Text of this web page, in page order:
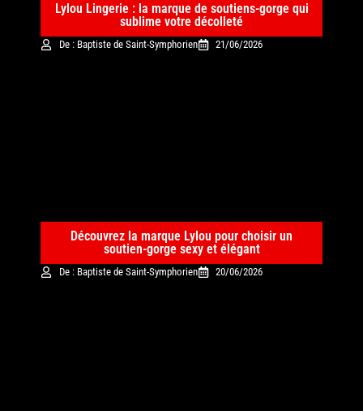
Lylou Lingerie : la marque de soutiens-gorge qui
sublime votre décolleté
De : Baptiste de Saint-Symphorien 21/06/2026
Découvrez la marque Lylou pour choisir un
soutien-gorge sexy et élégant
De : Baptiste de Saint-Symphorien 20/06/2026